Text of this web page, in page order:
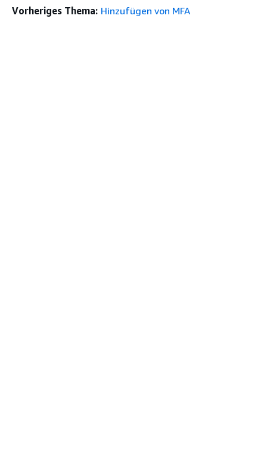
Vorheriges Thema: Hinzufügen von MFA